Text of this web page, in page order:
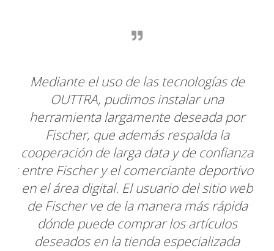
web
Para Chillaz, esta es la colaboración
perfecta. Buscábamos un proveedor de
servicios que nos respondiera y con
OUTTRA encontramos el socio adecuado.
Las sugerencias de nuestra parte fueron
escuchadas y aplicadas rápidamente. Un
soporte muy rápido y extremadamente
agradable. Con la herramienta Where-To-
Buy encontramos exactamente lo que
buscábamos.